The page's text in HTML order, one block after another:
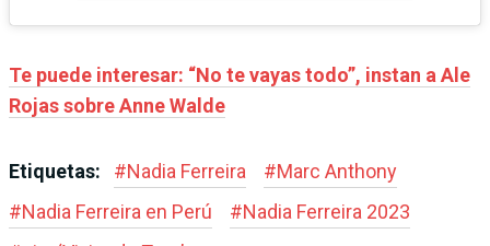
Te puede interesar: “No te vayas todo”, instan a Ale
Rojas sobre Anne Walde
Etiquetas: #Nadia Ferreira #Marc Anthony
#Nadia Ferreira en Perú #Nadia Ferreira 2023